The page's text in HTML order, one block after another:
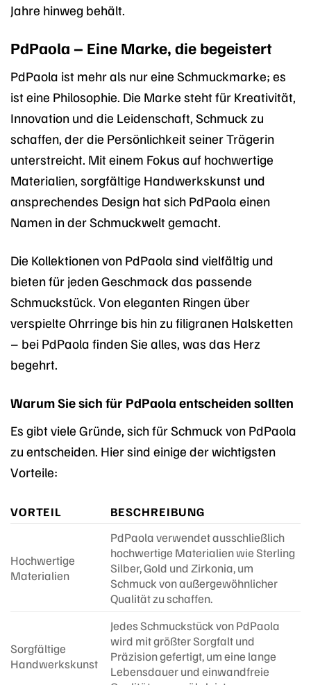
Jahre hinweg behält.
PdPaola – Eine Marke, die begeistert
PdPaola ist mehr als nur eine Schmuckmarke; es
ist eine Philosophie. Die Marke steht für Kreativität,
Innovation und die Leidenschaft, Schmuck zu
schaffen, der die Persönlichkeit seiner Trägerin
unterstreicht. Mit einem Fokus auf hochwertige
Materialien, sorgfältige Handwerkskunst und
ansprechendes Design hat sich PdPaola einen
Namen in der Schmuckwelt gemacht.
Die Kollektionen von PdPaola sind vielfältig und
bieten für jeden Geschmack das passende
Schmuckstück. Von eleganten Ringen über
verspielte Ohrringe bis hin zu filigranen Halsketten
– bei PdPaola finden Sie alles, was das Herz
begehrt.
Warum Sie sich für PdPaola entscheiden sollten
Es gibt viele Gründe, sich für Schmuck von PdPaola
zu entscheiden. Hier sind einige der wichtigsten
Vorteile:
VORTEIL BESCHREIBUNG
Hochwertige
Materialien
PdPaola verwendet ausschließlich
hochwertige Materialien wie Sterling
Silber, Gold und Zirkonia, um
Schmuck von außergewöhnlicher
Qualität zu schaffen.
Sorgfältige
Handwerkskunst
Jedes Schmuckstück von PdPaola
wird mit größter Sorgfalt und
Präzision gefertigt, um eine lange
Lebensdauer und einwandfreie